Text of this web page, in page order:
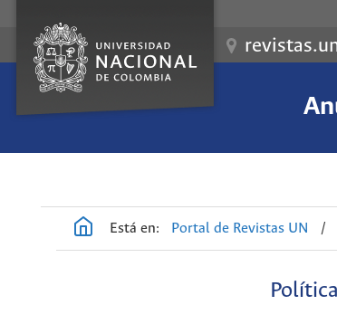
Está en: Portal de Revistas UN /